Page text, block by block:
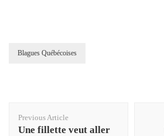
Blagues Québécoises
Navigation
Previous Article
Une fillette veut aller